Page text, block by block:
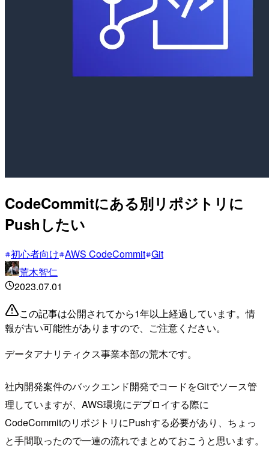
CodeCommitにある別リポジトリに
Pushしたい
初心者向け AWS CodeCommit Git
荒木智仁
2023.07.01
この記事は公開されてから1年以上経過しています。情
報が古い可能性がありますので、ご注意ください。
データアナリティクス事業本部の荒木です。
社内開発案件のバックエンド開発でコードをGitでソース管
理していますが、AWS環境にデプロイする際に
CodeCommitのリポジトリにPushする必要があり、ちょっ
と手間取ったので一連の流れでまとめておこうと思います。